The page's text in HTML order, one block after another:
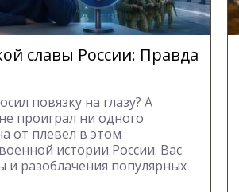
славы России: Правда
повязку на глазу? А
проиграл ни одного
от плевел в этом
истории России. Вас
разоблачения популярных